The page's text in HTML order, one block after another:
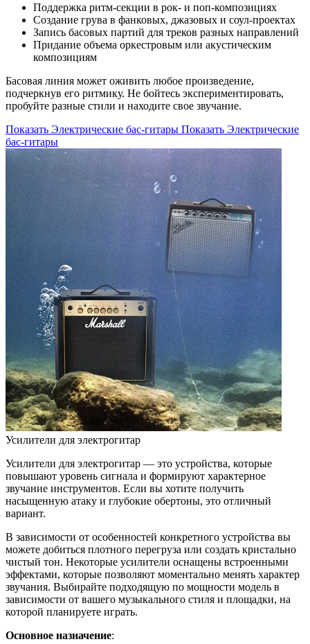
Поддержка ритм-секции в рок- и поп-композициях
Создание грува в фанковых, джазовых и соул-проектах
Запись басовых партий для треков разных направлений
Придание объема оркестровым или акустическим
композициям
Басовая линия может оживить любое произведение,
подчеркнув его ритмику. Не бойтесь экспериментировать,
пробуйте разные стили и находите свое звучание.
Показать Электрические бас-гитары Показать Электрические
бас-гитары
Усилители для электрогитар
Усилители для электрогитар — это устройства, которые
повышают уровень сигнала и формируют характерное
звучание инструментов. Если вы хотите получить
насыщенную атаку и глубокие обертоны, это отличный
вариант.
В зависимости от особенностей конкретного устройства вы
можете добиться плотного перегруза или создать кристально
чистый тон. Некоторые усилители оснащены встроенными
эффектами, которые позволяют моментально менять характер
звучания. Выбирайте подходящую по мощности модель в
зависимости от вашего музыкального стиля и площадки, на
которой планируете играть.
Основное назначение: